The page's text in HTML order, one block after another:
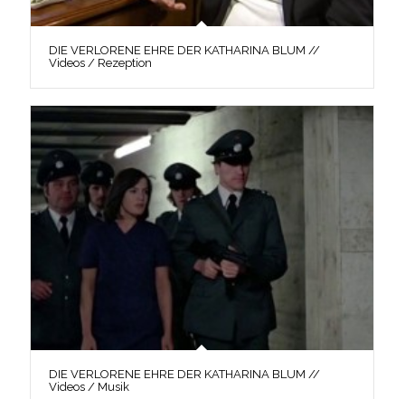
DIE VERLORENE EHRE DER KATHARINA BLUM //
Videos / Rezeption
DIE VERLORENE EHRE DER KATHARINA BLUM //
Videos / Musik